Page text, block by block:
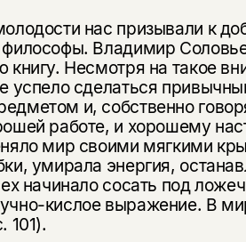
нас призывали к
Владимир
книгу. Несмотря на такое
успело сделаться
и, собственно
работе, и хорошему
мир своими мягкими
умирала энергия,
начинало сосать под
кислое выражение. В
101).